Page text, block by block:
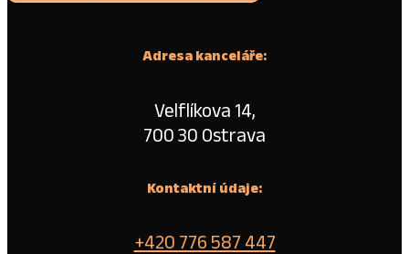
Adresa kanceláře:
Velflíkova 14,
700 30 Ostrava
Kontaktní údaje:
+420 776 587 447